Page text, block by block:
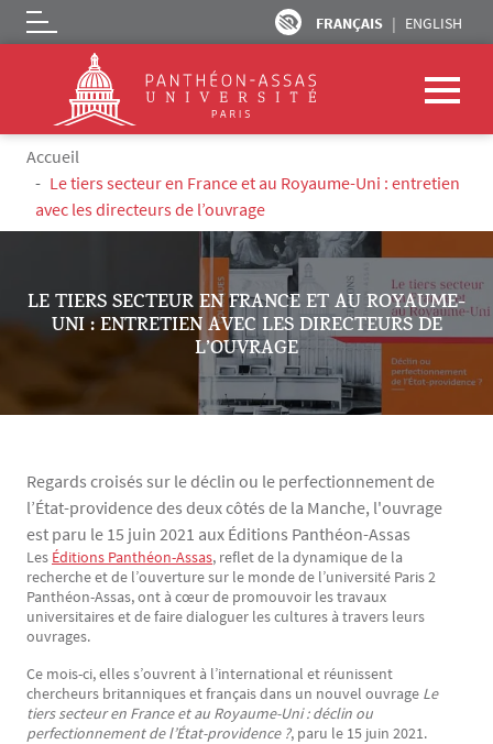
Aller au contenu principal
FRANÇAIS ENGLISH
Logo
Fil d'Ariane
Accueil
Le tiers secteur en France et au Royaume-Uni : entretien
avec les directeurs de l’ouvrage
LE TIERS SECTEUR EN FRANCE ET AU ROYAUME-
UNI : ENTRETIEN AVEC LES DIRECTEURS DE
L’OUVRAGE
Regards croisés sur le déclin ou le perfectionnement de
l’État-providence des deux côtés de la Manche, l'ouvrage
est paru le 15 juin 2021 aux Éditions Panthéon-Assas
Texte
Les Éditions Panthéon-Assas, reflet de la dynamique de la
recherche et de l’ouverture sur le monde de l’université Paris 2
Panthéon-Assas, ont à cœur de promouvoir les travaux
universitaires et de faire dialoguer les cultures à travers leurs
ouvrages.
Ce mois-ci, elles s’ouvrent à l’international et réunissent
chercheurs britanniques et français dans un nouvel ouvrage Le
tiers secteur en France et au Royaume-Uni : déclin ou
perfectionnement de l’État-providence ?, paru le 15 juin 2021.